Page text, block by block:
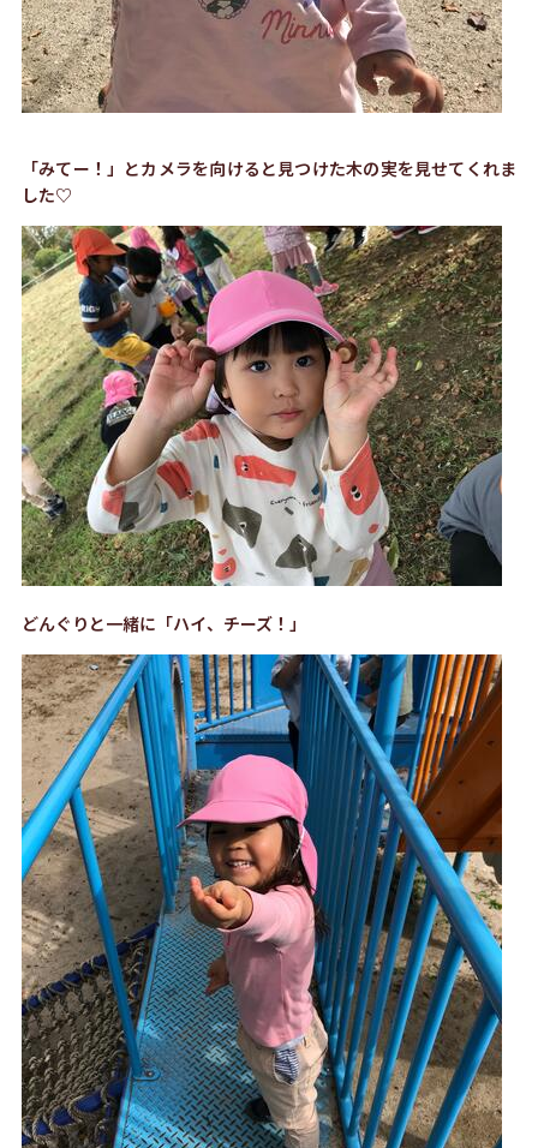
「みてー！」とカメラを向けると見つけた木の実を見せてくれま
した♡
どんぐりと一緒に「ハイ、チーズ！」